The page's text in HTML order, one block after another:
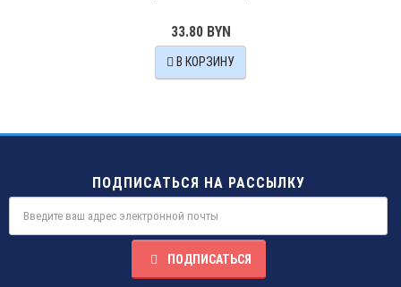
33.80 BYN
В КОРЗИНУ
ПОДПИСАТЬСЯ НА РАССЫЛКУ
ПОДПИСАТЬСЯ